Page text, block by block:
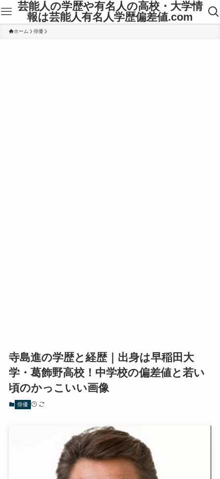
芸能人の学歴や有名人の高校・大学情
報は芸能人有名人学歴偏差値.com
ホーム 俳優
寺島進の学歴と経歴｜出身は早稲田大
学・葛飾野高校！中学校の偏差値と若い
頃のかっこいい画像
俳優